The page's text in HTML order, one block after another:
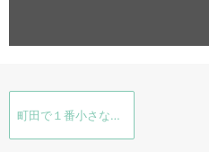
町田で１番小さなBar と 町田で１番小さなHair salon 祝杯